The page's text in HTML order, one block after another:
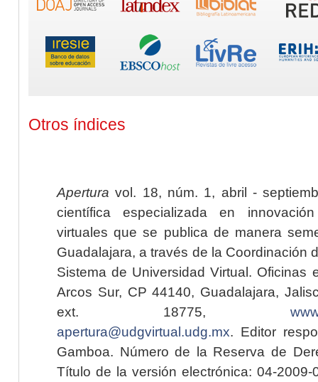
Otros índices
Apertura vol. 18, núm. 1, abril -
científica especializada en
virtuales que se publica de manera
Guadalajara, a través de la Coordinación
Sistema de Universidad Virtual. Oficinas
Arcos Sur, CP 44140, Guadalajara,
ext. 18775,
apertura@udgvirtual.udg.mx. Editor
Gamboa. Número de la Reserva de
Título de la versión electrónica: 04-2009-